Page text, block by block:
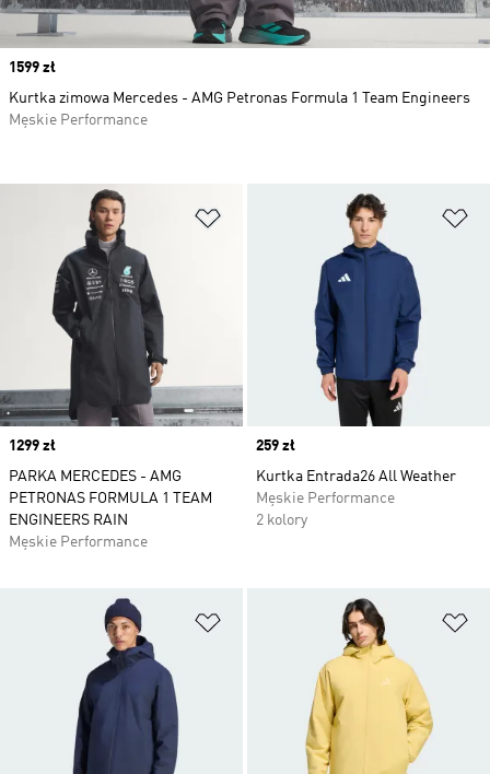
Dodaj do listy życzeń
Price
1299 zł
PARKA MERCEDES - AMG
PETRONAS FORMULA 1 TEAM
ENGINEERS RAIN
Męskie Performance
Price
259 zł
Kurtka Entrada26 All Weather
Męskie Performance
2 kolory
Dodaj do listy życzeń
Price
1599 zł
Kurtka zimowa Mercedes - AMG Petronas Formula 1 Team Engineers
Męskie Performance